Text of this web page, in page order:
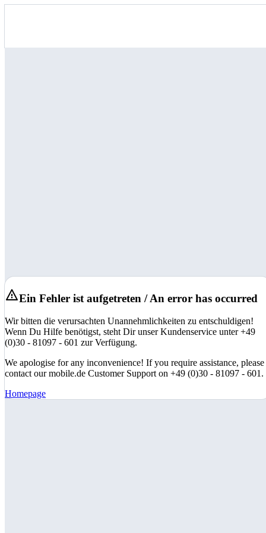
Ein Fehler ist aufgetreten / An error has occurred
Wir bitten die verursachten Unannehmlichkeiten zu entschuldigen!
Wenn Du Hilfe benötigst, steht Dir unser Kundenservice unter +49
(0)30 - 81097 - 601 zur Verfügung.
We apologise for any inconvenience! If you require assistance, please
contact our mobile.de Customer Support on +49 (0)30 - 81097 - 601.
Homepage